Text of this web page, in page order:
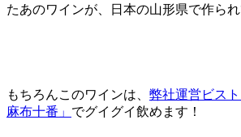
たあのワインが、日本の山形県で作られ
もちろんこのワインは、 弊社運営ビス
麻布十番」 でグイグイ飲めます！